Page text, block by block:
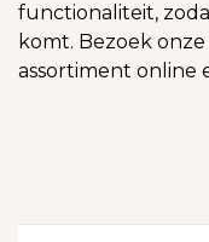
functionaliteit,
komt. Bezoek
assortiment online